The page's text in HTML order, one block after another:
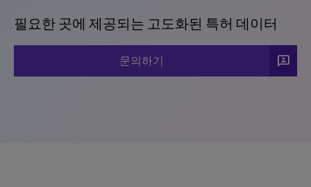
필요한 곳에 제공되는 고도화된 특허 데이터
문의하기 3P